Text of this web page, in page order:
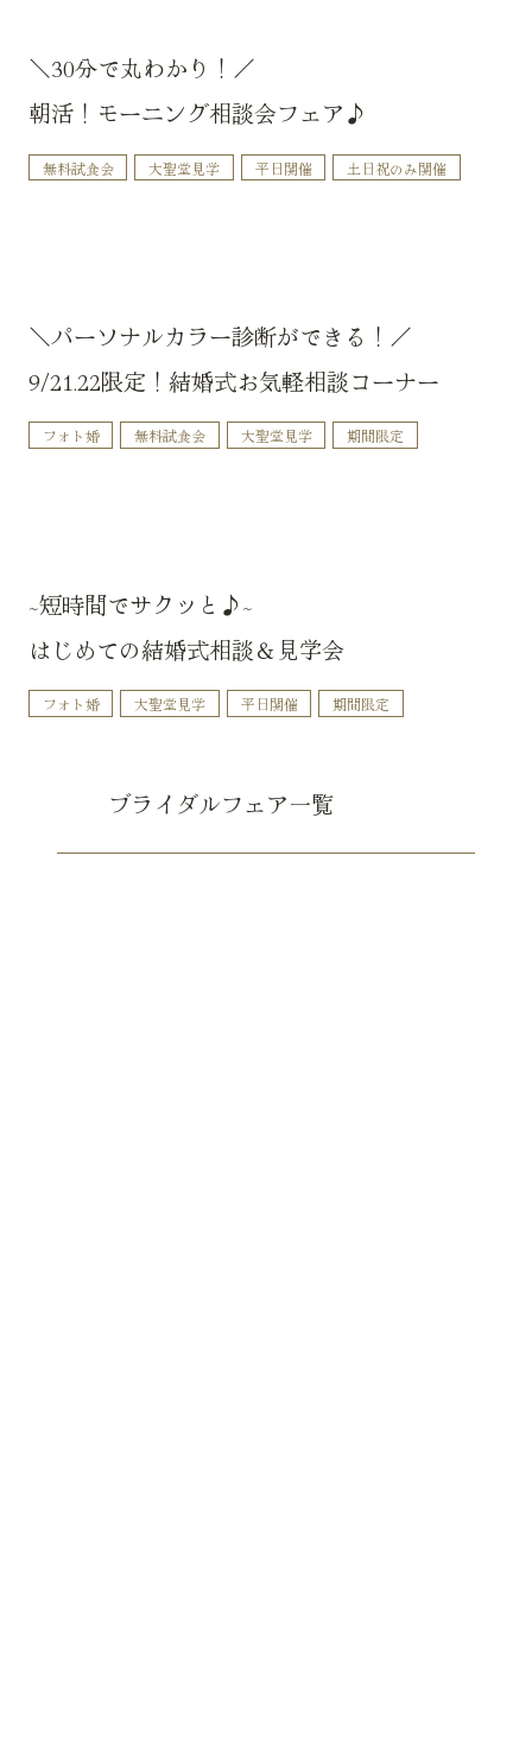
＼30分で丸わかり！／
朝活！モーニング相談会フェア♪
無料試食会 大聖堂見学 平日開催 土日祝のみ開催
＼パーソナルカラー診断ができる！／
9/21.22限定！結婚式お気軽相談コーナー
フォト婚 無料試食会 大聖堂見学 期間限定
~短時間でサクッと♪~
はじめての結婚式相談＆見学会
フォト婚 大聖堂見学 平日開催 期間限定
ブライダルフェア一覧